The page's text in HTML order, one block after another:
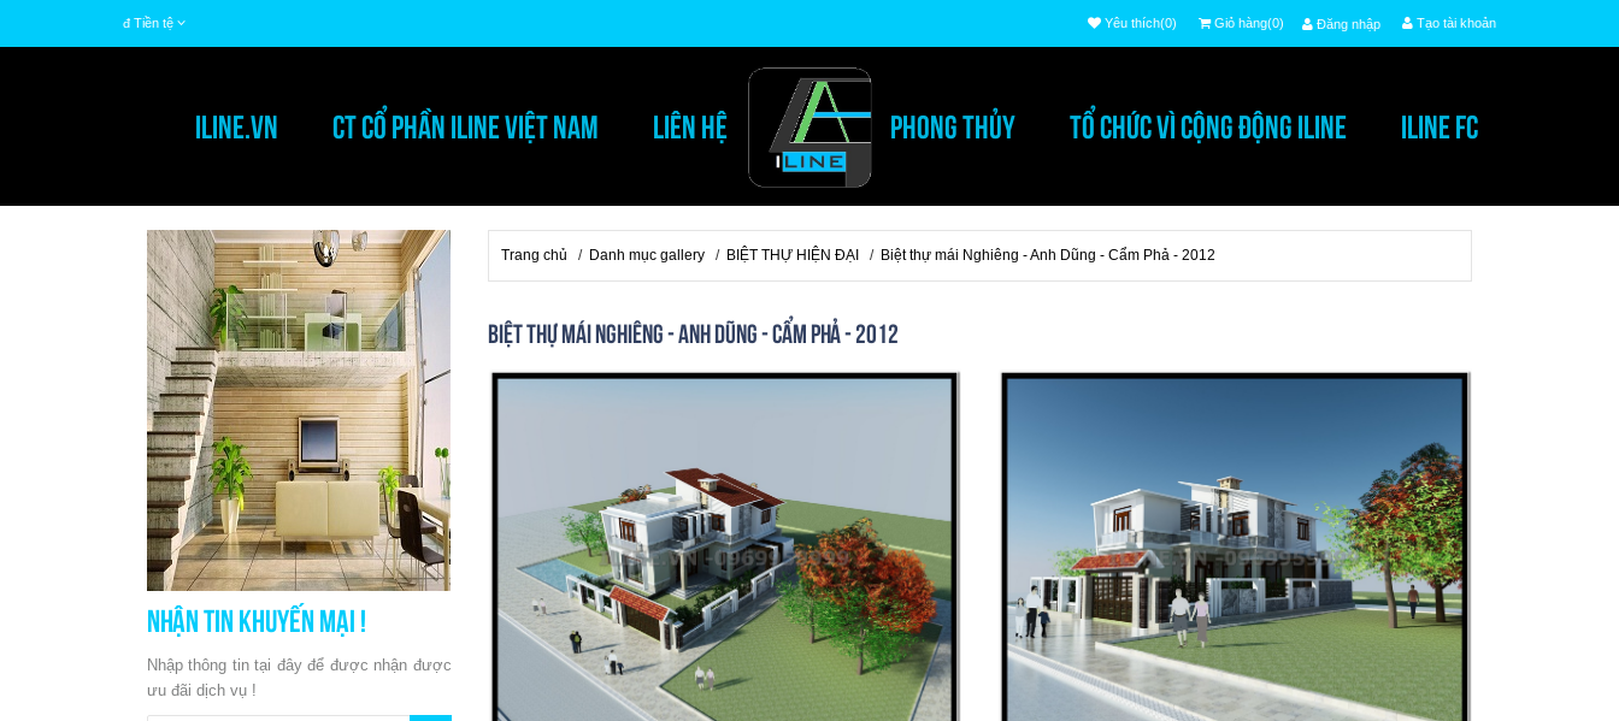
đ Tiền tệ Đăng nhập Tạo tài khoản
Yêu thích(0) Giỏ hàng(0)
ILINE.VN CT CỔ PHẦN ILINE VIỆT NAM LIÊN HỆ PHONG THỦY TỔ CHỨC VÌ CỘNG ĐỘNG ILINE ILINE FC
Nhận tin khuyến mại !
Nhập thông tin tại đây để được nhận được
ưu đãi dịch vụ !
Trang chủ / Danh mục gallery/ BIỆT THỰ HIỆN ĐẠI / Biệt thự mái Nghiêng - Anh Dũng - Cẩm Phả - 2012
Biệt thự mái Nghiêng - Anh Dũng - Cẩm Phả - 2012